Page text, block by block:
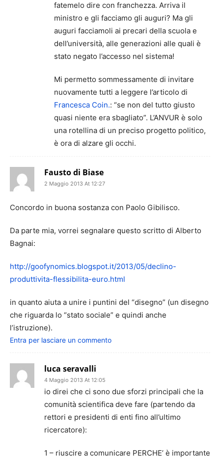
fatemelo dire con franchezza. Arriva il
ministro e gli facciamo gli auguri? Ma gli
auguri facciamoli ai precari della scuola e
dell’università, alle generazioni alle quali è
stato negato l’accesso nel sistema!
Mi permetto sommessamente di invitare
nuovamente tutti a leggere l’articolo di
Francesca Coin.: “se non del tutto giusto
quasi niente era sbagliato”. L’ANVUR è solo
una rotellina di un preciso progetto politico,
è ora di alzare gli occhi.
Fausto di Biase
2 Maggio 2013 At 12:27
Concordo in buona sostanza con Paolo Gibilisco.
Da parte mia, vorrei segnalare questo scritto di Alberto
Bagnai:
http://goofynomics.blogspot.it/2013/05/declino-
produttivita-flessibilita-euro.html
in quanto aiuta a unire i puntini del “disegno” (un disegno
che riguarda lo “stato sociale” e quindi anche
l’istruzione).
Entra per lasciare un commento
luca seravalli
4 Maggio 2013 At 12:05
io direi che ci sono due sforzi principali che la
comunità scientifica deve fare (partendo da
rettori e presidenti di enti fino all’ultimo
ricercatore):
1 – riuscire a comunicare PERCHE’ è importante